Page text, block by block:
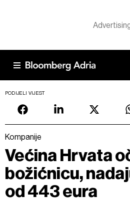
PODIJELI VIJEST
Kompanije
Većina Hrvata
božićnicu,
od 443 eura